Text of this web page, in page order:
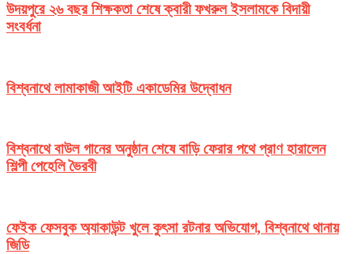
উদয়পুরে ২৬ বছর শিক্ষকতা শেষে ক্বারী ফখরুল ইসলামকে বিদায়ী
সংবর্ধনা
বিশ্বনাথে লামাকাজী আইটি একাডেমির উদ্বোধন
বিশ্বনাথে বাউল গানের অনুষ্ঠান শেষে বাড়ি ফেরার পথে প্রাণ হারালেন
শিল্পী পেহেলি ভৈরবী
ফেইক ফেসবুক অ্যাকাউন্ট খুলে কুৎসা রটনার অভিযোগ, বিশ্বনাথে থানায়
জিডি